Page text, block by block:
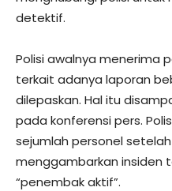
detektif.
Polisi awalnya menerima
terkait adanya laporan
dilepaskan. Hal itu
pada konferensi pers.
sejumlah personel
menggambarkan insiden
“penembak aktif”.